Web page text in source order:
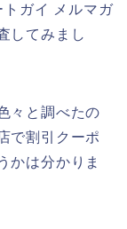
トガイ メルマガ
してみまし
々と調べたの
で割引クーポ
かは分かりま